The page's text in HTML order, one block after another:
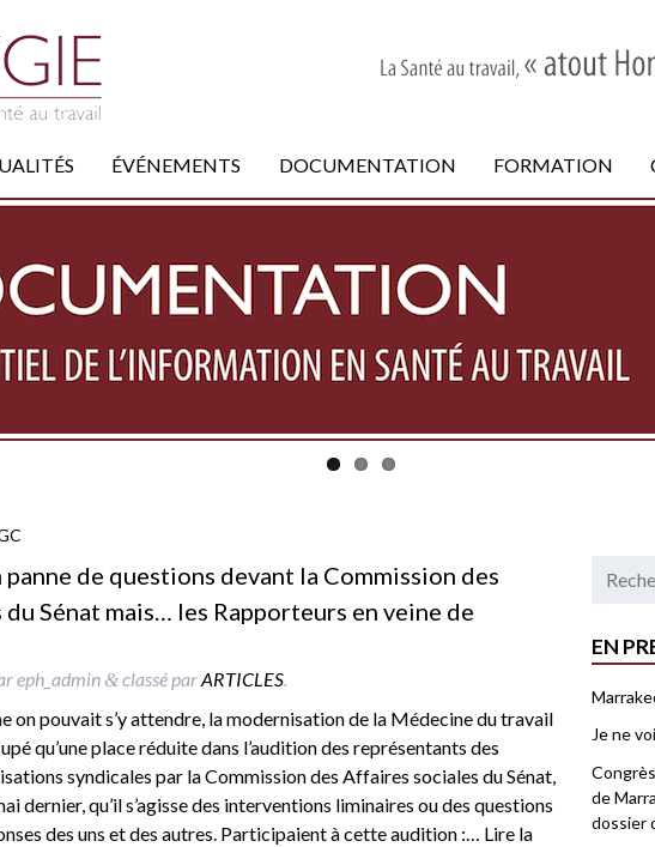
ÉVÉNEMENTS DOCUMENTATION FORMATION
panne de questions devant la Commission des
Sénat mais… les Rapporteurs en veine de
eph_admin &classé parARTICLES.
on pouvait s’y attendre, la modernisation de la Médecine du travail
qu’une place réduite dans l’audition des représentants des
syndicales par la Commission des Affaires sociales du Sénat,
dernier, qu’il s’agisse des interventions liminaires ou des questions
des uns et des autres. Participaient à cette audition :… Lire la
EN
Je ne
de
dossier